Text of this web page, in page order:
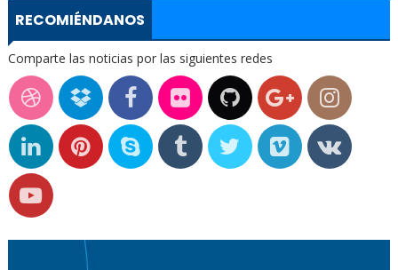
RECOMIÉNDANOS
Comparte las noticias por las siguientes redes